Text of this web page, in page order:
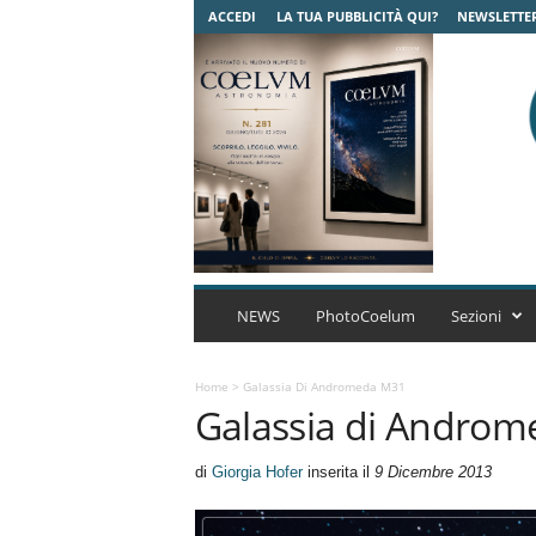
ACCEDI LA TUA PUBBLICITÀ QUI?
C
A
r
NEWS PhotoCoelum Sezioni
Home > Galassia Di Andromeda M31
Galassia di
di Giorgia Hoferinserita il 9 Dicembre 2013